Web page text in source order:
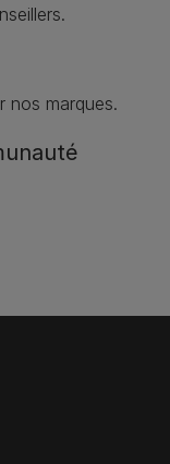
nos marques.